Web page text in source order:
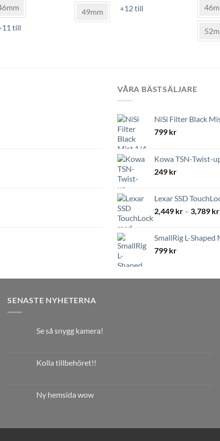
till
flera
varianter.
49mm +12 till
har
flera
VÅRA BÄSTSÄLJARE
NiSi Filter Black
799 kr
Kowa TSN-Twist-
249 kr
Lexar SSD
2,449 kr – 3,789 kr
SmallRig L-
799 kr
SENASTE NYHETERNA
Se så snygg kamera!
Kolla tillbehöret!!
Ny hemsida wow